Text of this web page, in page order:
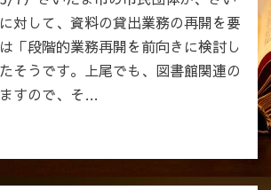
対して、資料の貸出業務の再開を要
「段階的業務再開を前向きに検討し
そうです。上尾でも、図書館関連の
すので、そ…